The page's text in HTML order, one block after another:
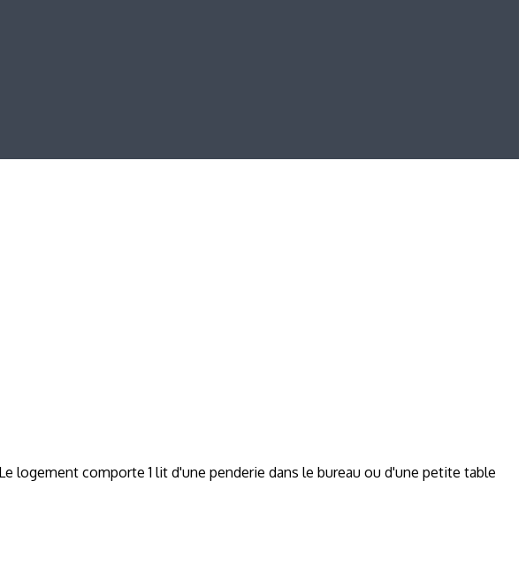
logement comporte 1 lit d'une penderie dans le bureau ou d'une petite table